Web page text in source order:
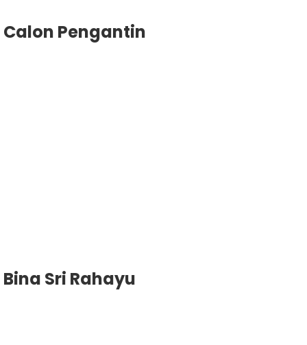
Calon Pengantin
Bina Sri Rahayu